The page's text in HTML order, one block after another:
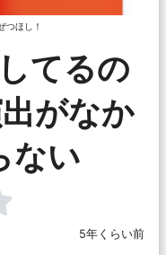
つほし！
てるの
がなか
ない
5年くらい前